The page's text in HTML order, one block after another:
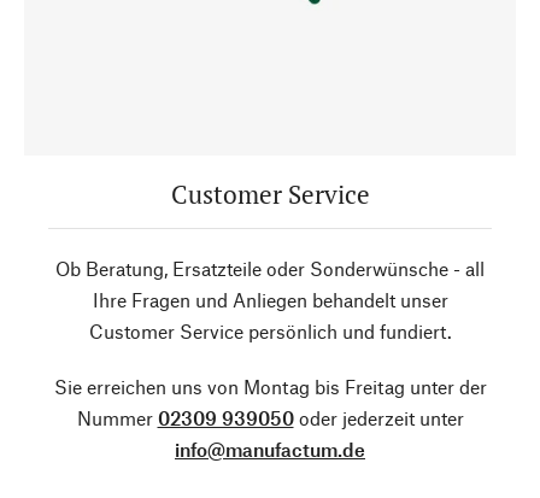
Customer Service
Ob Beratung, Ersatzteile oder Sonderwünsche - all
Ihre Fragen und Anliegen behandelt unser
Customer Service persönlich und fundiert.
Sie erreichen uns von Montag bis Freitag unter der
Nummer 02309 939050oder jederzeit unter
info@manufactum.de